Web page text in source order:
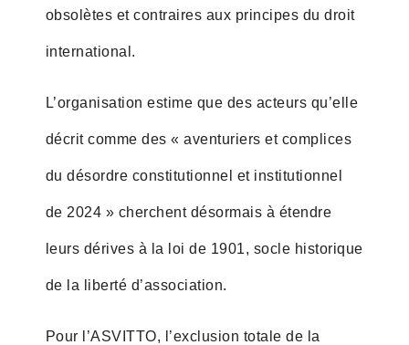
obsolètes et contraires aux principes du droit
international.
L’organisation estime que des acteurs qu’elle
décrit comme des « aventuriers et complices
du désordre constitutionnel et institutionnel
de 2024 » cherchent désormais à étendre
leurs dérives à la loi de 1901, socle historique
de la liberté d’association.
Pour l’ASVITTO, l’exclusion totale de la